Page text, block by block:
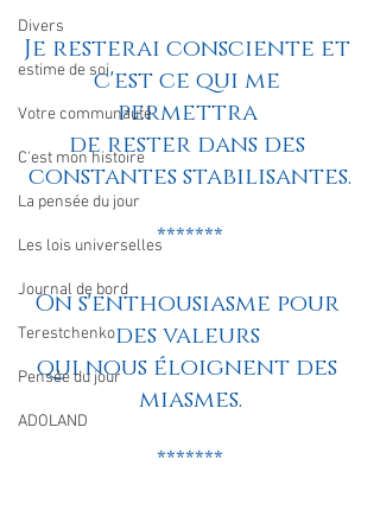
Divers
estime de soi
Votre communauté
C'est mon histoire
La pensée du jour
Les lois universelles
Journal de bord
Terestchenko
Pensée du jour
ADOLAND
Je resterai consciente et
c'est ce qui me
permettra
de rester dans des
constantes stabilisantes.
*******
On s'enthousiasme pour
des valeurs
qui nous éloignent des
miasmes.
*******